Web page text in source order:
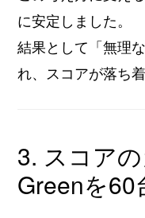
に安定しました。
結果として「無理
れ、スコアが落ち
3. スコア
Greenを60